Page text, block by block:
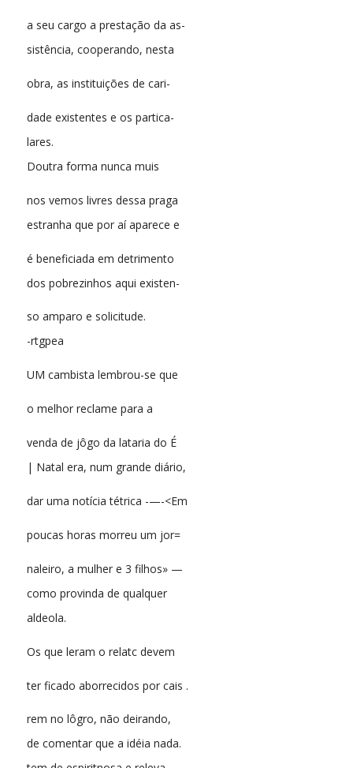
a seu cargo a prestação da as-
sistência, cooperando, nesta
obra, as instituições de cari-
dade existentes e os partica-
lares.
Doutra forma nunca muis
nos vemos livres dessa praga
estranha que por aí aparece e
é beneficiada em detrimento
dos pobrezinhos aqui existen-
so amparo e solicitude.
-rtgpea
UM cambista lembrou-se que
o melhor reclame para a
venda de jôgo da lataria do É
| Natal era, num grande diário,
dar uma notícia tétrica -—-<Em
poucas horas morreu um jor=
naleiro, a mulher e 3 filhos» —
como provinda de qualquer
aldeola.
Os que leram o relatc devem
ter ficado aborrecidos por cais .
rem no lôgro, não deirando,
de comentar que a idéia nada.